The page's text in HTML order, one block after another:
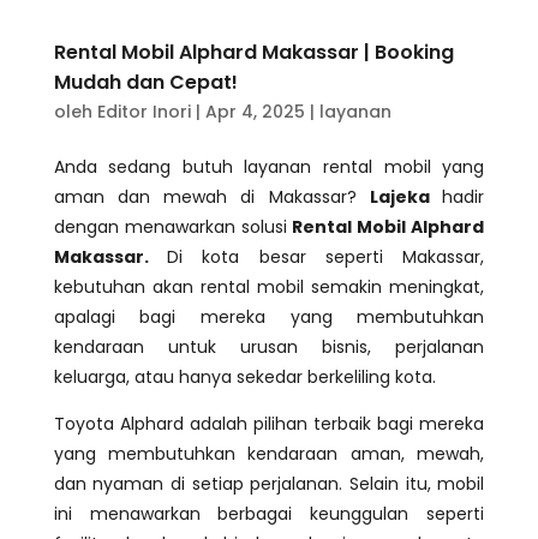
Rental Mobil Alphard Makassar | Booking
Mudah dan Cepat!
oleh Editor Inori| Apr 4, 2025 | layanan
Anda sedang butuh layanan rental mobil yang
aman dan mewah di Makassar? Lajekahadir
dengan menawarkan solusi Rental Mobil Alphard
Makassar.Di kota besar seperti Makassar,
kebutuhan akan rental mobil semakin meningkat,
apalagi bagi mereka yang membutuhkan
kendaraan untuk urusan bisnis, perjalanan
keluarga, atau hanya sekedar berkeliling kota.
Toyota Alphard adalah pilihan terbaik bagi mereka
yang membutuhkan kendaraan aman, mewah,
dan nyaman di setiap perjalanan. Selain itu, mobil
ini menawarkan berbagai keunggulan seperti